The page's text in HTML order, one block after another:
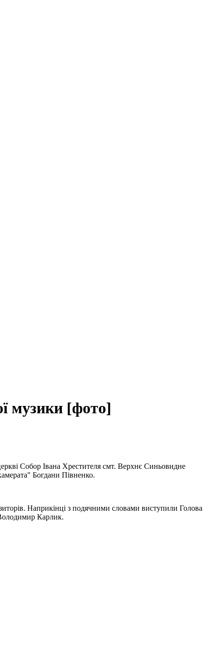
музики [фото]
Собор Івана Хрестителя смт. Верхнє Синьовидне
Богдани Півненко.
Наприкінці з подячними словами виступили Голова
Карлик.